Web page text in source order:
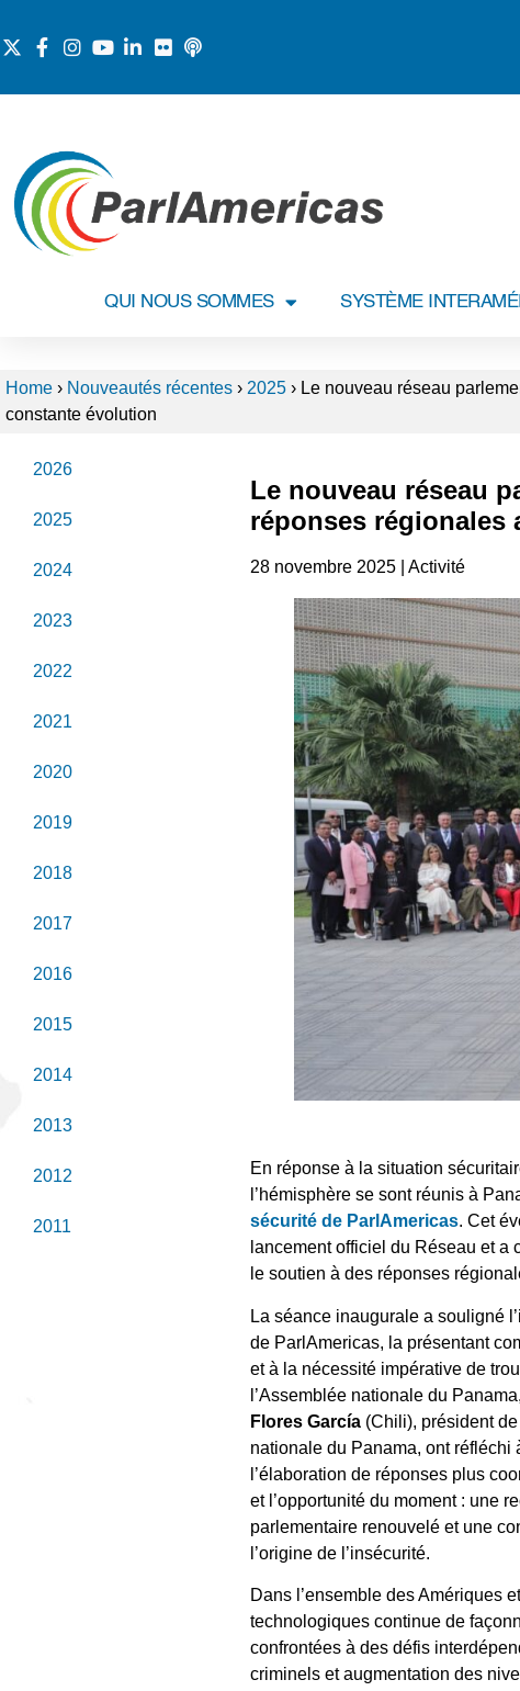
QUI NOUS SOMMES SYSTÈME
Home › Nouveautés récentes › 2025 › Le nouveau réseau
constante évolution
2026
2025
2024
2023
2022
2021
2020
2019
2018
2017
2016
2015
2014
2013
2012
2011
Le nouveau réseau
réponses régionales
28 novembre 2025 | Activité
En réponse à la situation
l’hémisphère se sont réunis à
sécurité de ParlAmericas. Cet
lancement officiel du Réseau et a
le soutien à des réponses
La séance inaugurale a souligné
de ParlAmericas, la présentant
et à la nécessité impérative de
l’Assemblée nationale du
Flores García (Chili), président
nationale du Panama, ont réfléchi
l’élaboration de réponses plus
et l’opportunité du moment : une
parlementaire renouvelé et une
l’origine de l’insécurité.
Dans l’ensemble des Amériques
technologiques continue de
confrontées à des défis
criminels et augmentation des